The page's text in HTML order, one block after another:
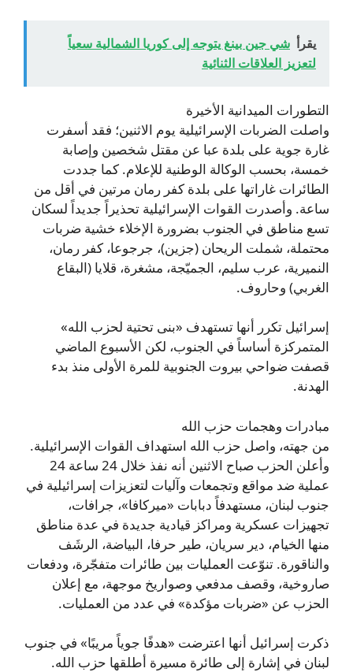
يقرأ شي جين بينغ يتوجه إلى كوريا الشمالية سعياً
لتعزيز العلاقات الثنائية
التطورات الميدانية الأخيرة
واصلت الضربات الإسرائيلية يوم الاثنين؛ فقد أسفرت
غارة جوية على بلدة عبا عن مقتل شخصين وإصابة
خمسة، بحسب الوكالة الوطنية للإعلام. كما جددت
الطائرات غاراتها على بلدة كفر رمان مرتين في أقل من
ساعة. وأصدرت القوات الإسرائيلية تحذيراً جديداً لسكان
تسع مناطق في الجنوب بضرورة الإخلاء خشية ضربات
محتملة، شملت الريحان (جزين)، جرجوعا، كفر رمان،
النميرية، عرب سليم، الجميّجة، مشغرة، قلايا (البقاع
الغربي) وحاروف.
إسرائيل تكرر أنها تستهدف «بنى تحتية لحزب الله»
المتمركزة أساساً في الجنوب، لكن الأسبوع الماضي
قصفت ضواحي بيروت الجنوبية للمرة الأولى منذ بدء
الهدنة.
مبادرات وهجمات حزب الله
من جهته، واصل حزب الله استهداف القوات الإسرائيلية.
وأعلن الحزب صباح الاثنين أنه نفذ خلال 24 ساعة 24
عملية ضد مواقع وتجمعات وآليات لتعزيزات إسرائيلية في
جنوب لبنان، مستهدفاً دبابات «ميركافا»، جرافات،
تجهيزات عسكرية ومراكز قيادية جديدة في عدة مناطق
منها الخيام، دير سريان، طير حرفا، البياضة، الرشَف
والناقورة. تنوّعت العمليات بين طائرات متفجّرة، ودفعات
صاروخية، وقصف مدفعي وصواريخ موجهة، مع إعلان
الحزب عن «ضربات مؤكدة» في عدد من العمليات.
ذكرت إسرائيل أنها اعترضت «هدفًا جوياً مريبًا» في جنوب
لبنان في إشارة إلى طائرة مسيرة أطلقها حزب الله.